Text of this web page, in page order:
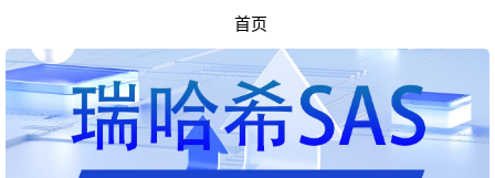
首页